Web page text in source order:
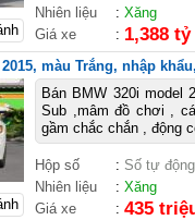
Nhiên liệu
: Xăng
Giá xe
: 1,388 tỷ
màu Trắng, nhập
Bán BMW 320i
Sub ,mâm đồ chơi ,
gầm chắc chắn , động
Hộp số : Số tự động
Nhiên liệu
: Xăng
Giá xe
: 435